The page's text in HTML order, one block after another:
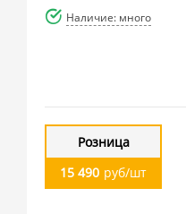
Наличие: много
Розница
15 490 руб/шт